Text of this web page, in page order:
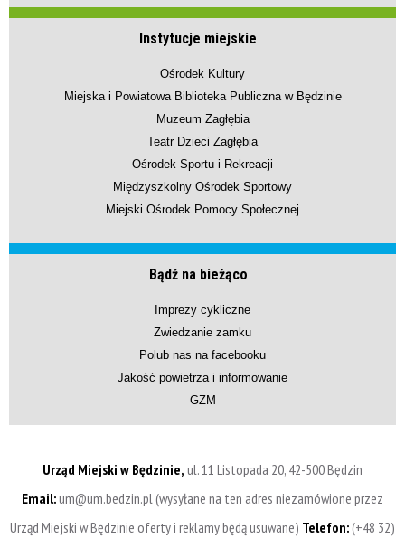
Instytucje miejskie
Ośrodek Kultury
Miejska i Powiatowa Biblioteka Publiczna w Będzinie
Muzeum Zagłębia
Teatr Dzieci Zagłębia
Ośrodek Sportu i Rekreacji
Międzyszkolny Ośrodek Sportowy
Miejski Ośrodek Pomocy Społecznej
Bądź na bieżąco
Imprezy cykliczne
Zwiedzanie zamku
Polub nas na facebooku
Jakość powietrza i informowanie
GZM
Urząd Miejski w Będzinie, ul. 11 Listopada 20, 42-500 Będzin
Email:um@um.bedzin.pl (wysyłane na ten adres niezamówione przez
Urząd Miejski w Będzinie oferty i reklamy będą usuwane) Telefon:(+48 32)